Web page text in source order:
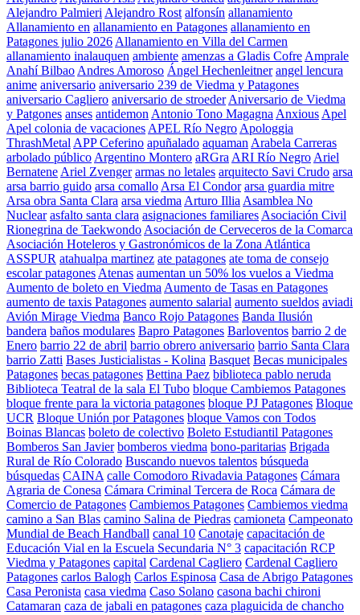
Alejandro Palmieri Alejandro Rost alfonsín allanamiento
Allanamiento en allanamiento en Patagones allanamiento en
Patagones julio 2026 Allanamiento en Villa del Carmen
allanamiento inalauquen ambiente amenzas a Gladis Cofre Amprale
Anahí Bilbao Andres Amoroso Ángel Hechenleitner angel lencura
anime aniversario aniversario 239 de Viedma y Patagones
aniversario Cagliero aniversario de stroeder Aniversario de Viedma
y Patgones anses antidemon Antonio Tono Magagna Anxious Apel
Apel colonia de vacaciones APEL Río Negro Apologgia
ThrashMetal APP Ceferino apuñalado aquaman Arabela Carreras
arbolado público Argentino Montero aRGra ARI Río Negro Ariel
Bernatene Ariel Zvenger armas no letales arquitecto Savi Crudo arsa
arsa barrio guido arsa comallo Arsa El Condor arsa guardia mitre
Arsa obra Santa Clara arsa viedma Arturo Illia Asamblea No
Nuclear asfalto santa clara asignaciones familiares Asociación Civil
Rionegrina de Taekwondo Asociación de Cerveceros de la Comarca
Asociación Hoteleros y Gastronómicos de la Zona Atlántica
ASSPUR atahualpa martinez ate patagones ate toma de consejo
escolar patagones Atenas aumentan un 50% los vuelos a Viedma
Aumento de boleto en Viedma Aumento de Tasas en Patagones
aumento de taxis Patagones aumento salarial aumento sueldos aviadi
Avión Mirage Viedma Banco Rojo Patagones Banda Ilusión
bandera baños modulares Bapro Patagones Barloventos barrio 2 de
Enero barrio 22 de abril barrio obrero aniversario barrio Santa Clara
barrio Zatti Bases Justicialistas - Kolina Basquet Becas municipales
Patagones becas patagones Bettina Paez biblioteca pablo neruda
Biblioteca Teatral de la sala El Tubo bloque Cambiemos Patagones
bloque frente para la victoria patagones bloque PJ Patagones Bloque
UCR Bloque Unión por Patagones bloque Vamos con Todos
Boinas Blancas boleto de colectivo Boleto Estudiantil Patagones
Bomberos San Javier bomberos viedma bono-paritarias Brigada
Rural de Río Colorado Buscando nuevos talentos búsqueda
búsquedas CAINA calle Comodoro Rivadavia Patagones Cámara
Agraria de Conesa Cámara Criminal Tercera de Roca Cámara de
Comercio de Patagones Cambiemos Patagones Cambiemos viedma
camino a San Blas camino Salina de Piedras camioneta Campeonato
Mundial de Beach Handball canal 10 Canotaje capacitación de
Educación Vial en la Escuela Secundaria N° 3 capacitación RCP
Viedma y Patagones capital Cardenal Cagliero Cardenal Cagliero
Patagones carlos Balogh Carlos Espinosa Casa de Abrigo Patagones
Casa Peronista casa viedma Caso Solano casona bachi chironi
Catamaran caza de jabali en patagones caza plaguicida de chancho